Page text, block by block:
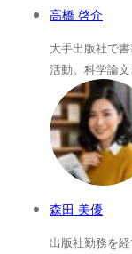
高橋 啓介
大手出版社で
活動。科学論
森田 美優
出版社勤務を